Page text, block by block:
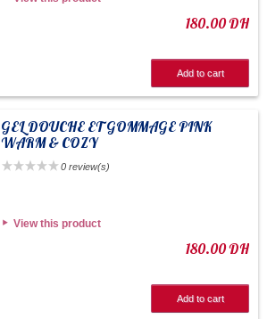
180.00 DH
Add to cart
GEL DOUCHE ET GOMMAGE PINK
WARM & COZY
0 review(s)
View this product
180.00 DH
Add to cart